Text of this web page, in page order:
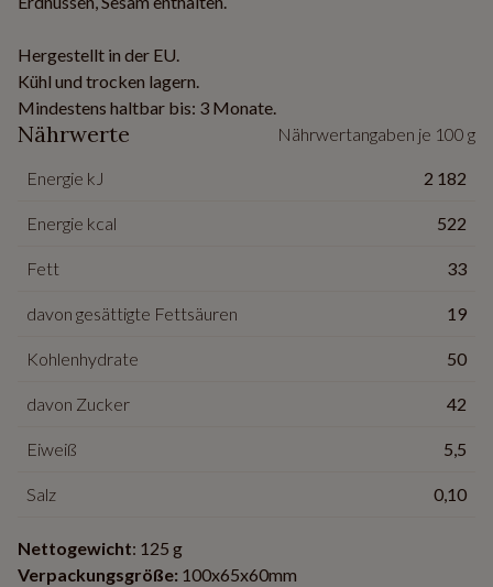
Hergestellt in der EU.
Kühl und trocken lagern.
Mindestens haltbar bis: 3 Monate.
Nährwerte Nährwertangaben je 100 g
Energie kJ 2 182
Energie kcal 522
Fett 33
davon gesättigte Fettsäuren 19
Kohlenhydrate 50
davon Zucker 42
Eiweiß 5,5
Salz 0,10
Nettogewicht: 125 g
Verpackungsgröße: 100x65x60mm